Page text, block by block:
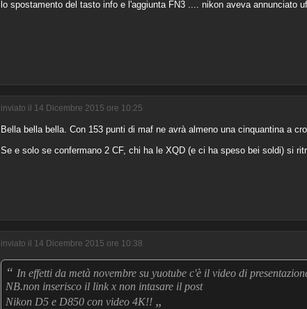
lo spostamento del tasto info e l'aggiunta FN3 .... nikon aveva annunciato
inviato il 14 Dicembre 2015 ore 10:25
Bella bella bella. Con 153 punti di maf ne avrà almeno una cinquantina a
Se e solo se confermano 2 CF, chi ha le XQD (e ci ha speso bei soldi) si
inviato il 14 Dicembre 2015 ore 10:38
“ In effetti da metà novembre su yuotube c'è il video di
NB.non inserisco il link x non intasare il post
Nikon D5 e D850 con video 4K!! „